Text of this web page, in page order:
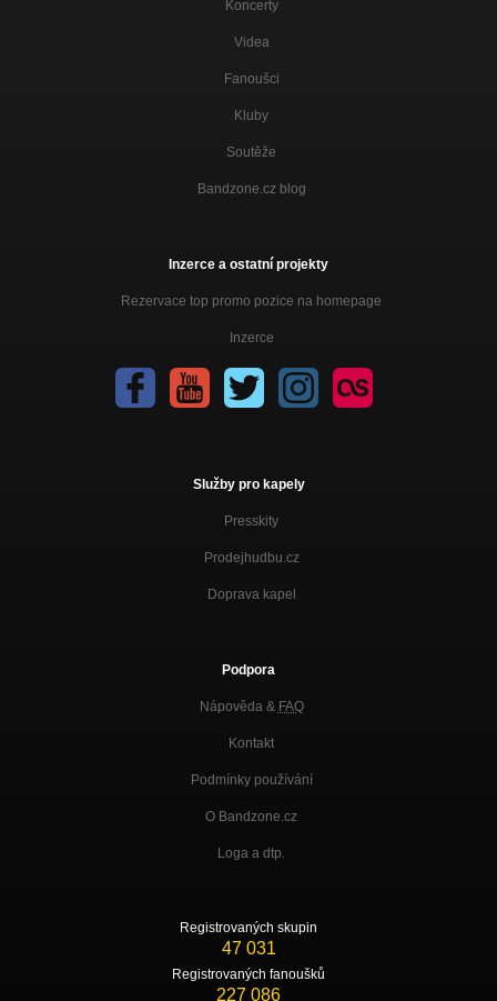
Koncerty
Videa
Fanoušci
Kluby
Soutěže
Bandzone.cz blog
Inzerce a ostatní projekty
Rezervace top promo pozice na homepage
Inzerce
Služby pro kapely
Presskity
Prodejhudbu.cz
Doprava kapel
Podpora
Nápověda & FAQ
Kontakt
Podmínky používání
O Bandzone.cz
Loga a dtp.
Registrovaných skupin
47 031
Registrovaných fanoušků
227 086